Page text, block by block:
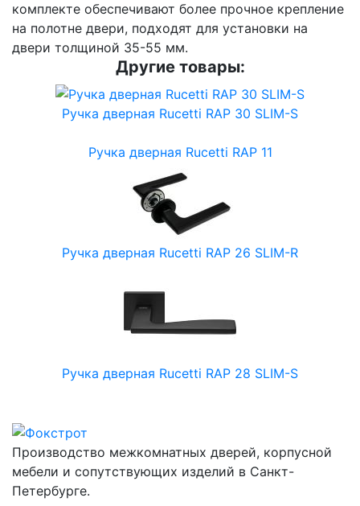
комплекте обеспечивают более прочное крепление
на полотне двери, подходят для установки на
двери толщиной 35-55 мм.
Другие товары:
Ручка дверная Rucetti RAP 30 SLIM-S
Ручка дверная Rucetti RAP 11
Ручка дверная Rucetti RAP 26 SLIM-R
Ручка дверная Rucetti RAP 28 SLIM-S
Производство межкомнатных дверей, корпусной
мебели и сопутствующих изделий в Санкт-
Петербурге.